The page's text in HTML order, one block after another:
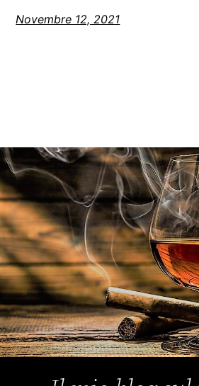
Novembre 12, 2021